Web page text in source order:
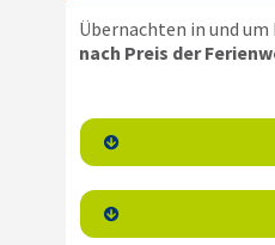
Übernachten in und
nach Preis der

